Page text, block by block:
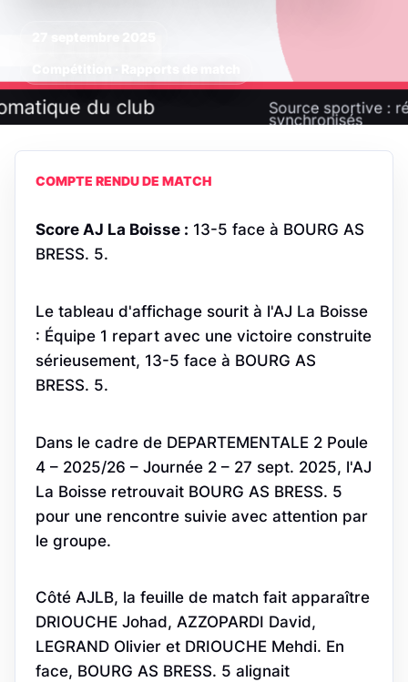
COMPTE RENDU DE MATCH
Score AJ La Boisse : 13-5 face à BOURG AS
BRESS. 5.
Le tableau d'affichage sourit à l'AJ La Boisse
: Équipe 1 repart avec une victoire construite
sérieusement, 13-5 face à BOURG AS
BRESS. 5.
Dans le cadre de DEPARTEMENTALE 2 Poule
4 – 2025/26 – Journée 2 – 27 sept. 2025, l'AJ
La Boisse retrouvait BOURG AS BRESS. 5
pour une rencontre suivie avec attention par
le groupe.
Côté AJLB, la feuille de match fait apparaître
DRIOUCHE Johad, AZZOPARDI David,
LEGRAND Olivier et DRIOUCHE Mehdi. En
face, BOURG AS BRESS. 5 alignait